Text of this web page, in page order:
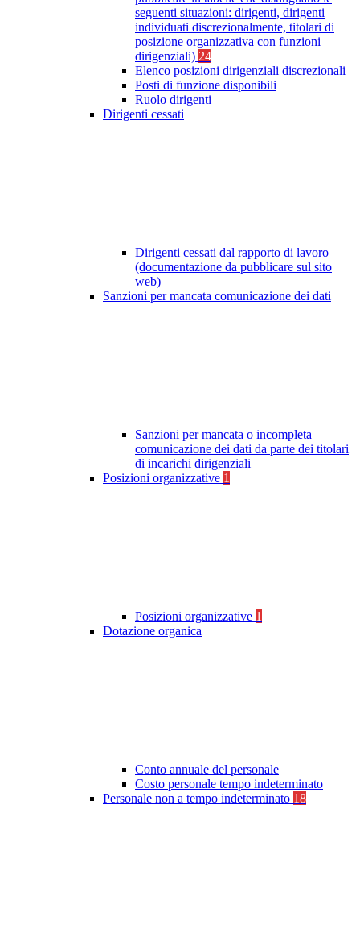
seguenti situazioni: dirigenti, dirigenti
individuati discrezionalmente, titolari di
posizione organizzativa con funzioni
dirigenziali) 24
Elenco posizioni dirigenziali discrezionali
Posti di funzione disponibili
Ruolo dirigenti
Dirigenti cessati
Dirigenti cessati dal rapporto di lavoro
(documentazione da pubblicare sul sito
web)
Sanzioni per mancata comunicazione dei dati
Sanzioni per mancata o incompleta
comunicazione dei dati da parte dei titolari
di incarichi dirigenziali
Posizioni organizzative 1
Posizioni organizzative 1
Dotazione organica
Conto annuale del personale
Costo personale tempo indeterminato
Personale non a tempo indeterminato 18